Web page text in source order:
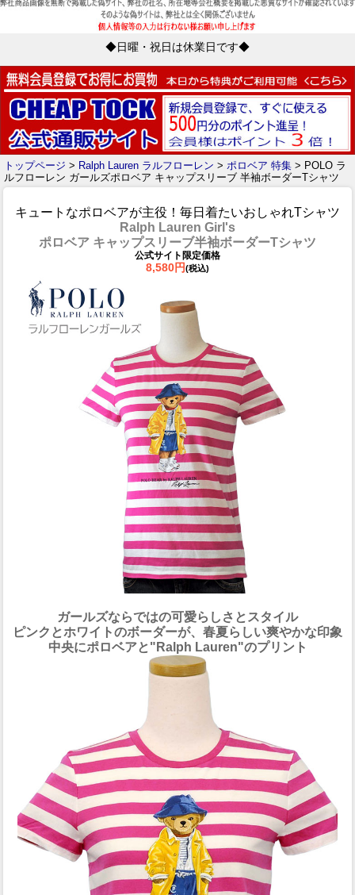
◆日曜・祝日は休業日です◆
トップページ > Ralph Lauren ラルフローレン > ポロベア 特集 > POLO ラ
ルフローレン ガールズポロベア キャップスリーブ 半袖ボーダーTシャツ
キュートなポロベアが主役！毎日着たいおしゃれTシャツ
Ralph Lauren Girl's
ポロベア キャップスリーブ半袖ボーダーTシャツ
公式サイト限定価格
8,580円(税込)
ガールズならではの可愛らしさとスタイル
ピンクとホワイトのボーダーが、春夏らしい爽やかな印象
中央にポロベアと"Ralph Lauren"のプリント